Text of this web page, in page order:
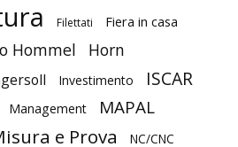
Filettati Fiera in casa
Hommel Horn
Investimento ISCAR
Management MAPAL
e Prova NC/CNC